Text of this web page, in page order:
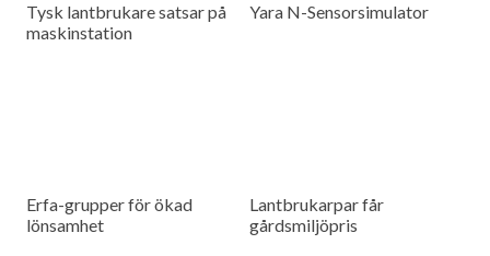
Tysk lantbrukare satsar på
maskinstation
Yara N-Sensorsimulator
Erfa-grupper för ökad
lönsamhet
Lantbrukarpar får
gårdsmiljöpris